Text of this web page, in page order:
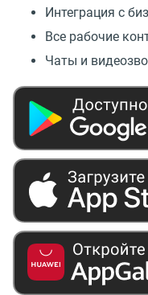
Интеграция с
Все рабочие
Чаты и